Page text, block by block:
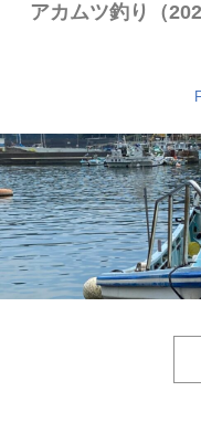
アカムツ釣り（